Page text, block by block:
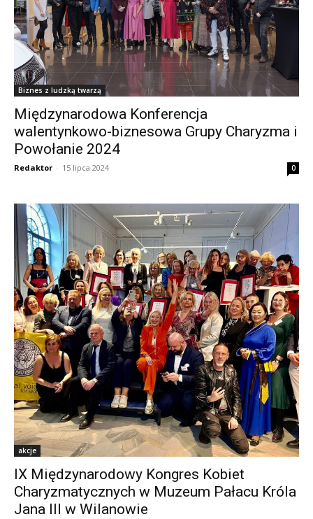
Biznes z ludzką twarzą
Międzynarodowa Konferencja
walentynkowo-biznesowa Grupy Charyzma i
Powołanie 2024
Redaktor - 15 lipca 2024 0
akcje
IX Międzynarodowy Kongres Kobiet
Charyzmatycznych w Muzeum Pałacu Króla
Jana III w Wilanowie